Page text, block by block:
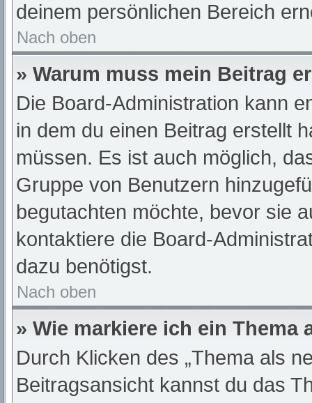
deinem persönlichen Bereich
Nach oben
» Warum muss mein Beitrag
Die Board-Administration kann
in dem du einen Beitrag erstellt
müssen. Es ist auch möglich,
Gruppe von Benutzern
begutachten möchte, bevor sie
kontaktiere die Board-
dazu benötigst.
Nach oben
» Wie markiere ich ein Thema
Durch Klicken des „Thema als
Beitragsansicht kannst du das